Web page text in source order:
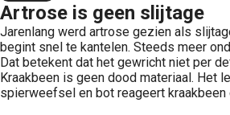
Artrose is geen slijtage
Jarenlang werd artrose gezien als
begint snel te kantelen. Steeds meer
Dat betekent dat het gewricht niet per
Kraakbeen is geen dood materiaal. Het
spierweefsel en bot reageert kraakbeen